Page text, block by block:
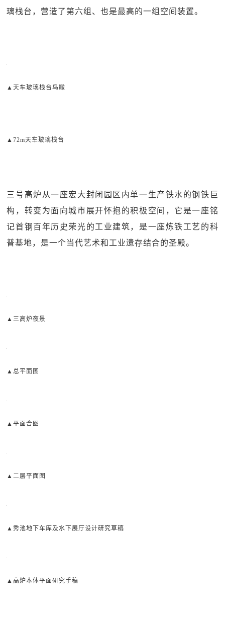
璃栈台，营造了第六组、也是最高的一组空间装置。
▲天车玻璃栈台鸟瞰
▲72m天车玻璃栈台
三号高炉从一座宏大封闭园区内单一生产铁水的钢铁巨
构，转变为面向城市展开怀抱的积极空间，它是一座铭
记首钢百年历史荣光的工业建筑，是一座炼铁工艺的科
普基地，是一个当代艺术和工业遗存结合的圣殿。
▲三高炉夜景
▲总平面图
▲平面合图
▲二层平面图
▲秀池地下车库及水下展厅设计研究草稿
▲高炉本体平面研究手稿